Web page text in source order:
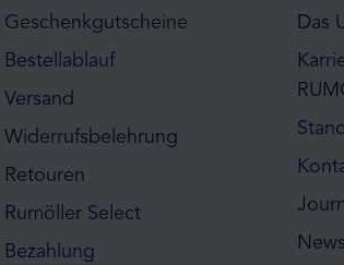
Geschenkgutscheine
Bestellablauf
Versand
Widerrufsbelehrung
Retouren
Rumöller Select
Bezahlung
Das